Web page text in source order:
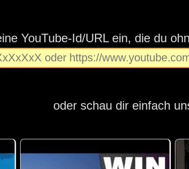
YouTube-Id/URL ein, die du
oder schau dir einfach